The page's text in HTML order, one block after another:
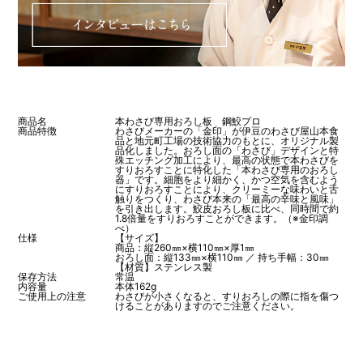
商品名
本わさび専用おろし板 鋼鮫プロ
商品特徴
わさびメーカーの「金印」が伊豆のわさび屋山本食
品と地元町工場の技術協力のもとに、オリジナル製
品化しました。おろし面の「わさび」デザインと特
殊エッチング加工により、最高の状態で本わさびを
すりおろすことに特化した「本わさび専用のおろし
器」です。細胞をより細かく、かつ空気を含むよう
にすりおろすことにより、クリーミーな味わいと舌
触りをつくり、わさび本来の「最高の辛味と風味」
を引き出します。鮫皮おろし板に比べ、同時間で約
1.8倍量をすりおろすことができます。（※金印調
べ）
仕様
【サイズ】
商品：縦260㎜×横110㎜×厚1㎜
おろし面：縦133㎜×横110㎜ ／ 持ち手幅：30㎜
【材質】ステンレス製
保存方法
常温
内容量
本体162g
ご使用上の注意
わさびが小さくなると、すりおろしの際に指を傷つ
けることがありますのでご注意ください。